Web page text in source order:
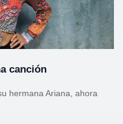
canción
hermana Ariana, ahora